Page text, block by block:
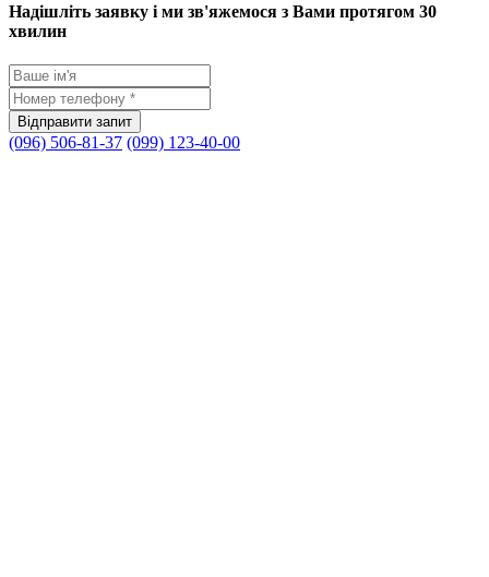
Надішліть заявку і ми зв'яжемося з Вами протягом 30
хвилин
(096) 506-81-37 (099) 123-40-00